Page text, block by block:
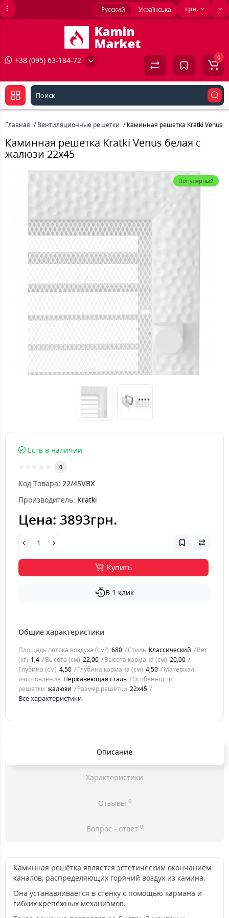
грн.
Русский Українська
+38 (095) 63-184-72 0
Главная Вентиляционные решетки Каминная решетка Kratki Venus
Каминная решетка Kratki Venus белая с
жалюзи 22x45
Популярный
Есть в наличии
0
Код Товара: 22/45VBX
Производитель: Kratki
Цена: 3893грн.
Купить
В 1 клик
Общие характеристики
Площадь потока воздуха (см²) 680 Стиль Классический
Вес
(кг) 1,4 Высота (см) 22,00 Высота кармана (см) 20,00
Глубина (см) 4,50 Глубина кармана (см) 4,50
Материал
изготовления Нержавеющая сталь
Особенности
решетки жалюзи Размер решетки 22x45
Все характеристики
Описание
Характеристики
Отзывы 0
Вопрос - ответ 0
Каминная решётка является эстетическим окончанием
каналов, распределяющих горячий воздух из камина.
Она устанавливается в стенку с помощью кармана и
гибких крепёжных механизмов.